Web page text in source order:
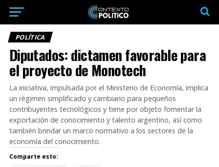
POLÍTICA
Diputados: dictamen favorable para
el proyecto de Monotech
La iniciativa, impulsada por el Ministerio de Economía, implica
un régimen simplificado y cambiario para pequeños
contribuyentes tecnológicos y tiene por objeto fomentar la
exportación de conocimiento y talento argentino, así como
también brindar un marco normativo a los sectores de la
economía del conocimiento.
Comparte esto: